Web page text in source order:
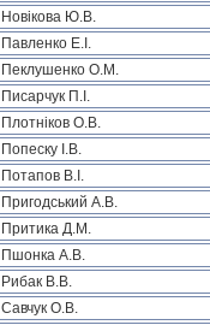
Новікова Ю.В.
Павленко Е.І.
Пеклушенко О.М.
Писарчук П.І.
Плотніков О.В.
Попеску І.В.
Потапов В.І.
Пригодський А.В.
Притика Д.М.
Пшонка А.В.
Рибак В.В.
Савчук О.В.